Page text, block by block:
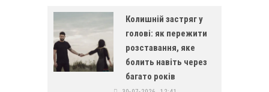
Колишній застряг у
голові: як пережити
розставання, яке
болить навіть через
багато років